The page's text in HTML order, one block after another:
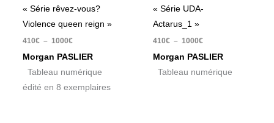
« Série rêvez-vous?
Violence queen reign »
410€ – 1000€
Morgan PASLIER
Tableau numérique
édité en 8 exemplaires
« Série UDA-
Actarus_1 »
410€ – 1000€
Morgan PASLIER
Tableau numérique